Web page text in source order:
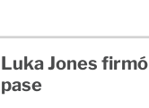
Luka Jones
pase